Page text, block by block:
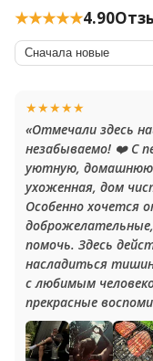
★★★★★4.90
★★★★★
«Отмечали здесь
незабываемо! ❤️ С
уютную, домашнюю
ухоженная, дом
Особенно хочется
помочь. Здесь
насладиться
с любимым
прекрасные